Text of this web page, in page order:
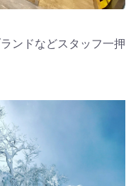
ンドなどスタッフ一押